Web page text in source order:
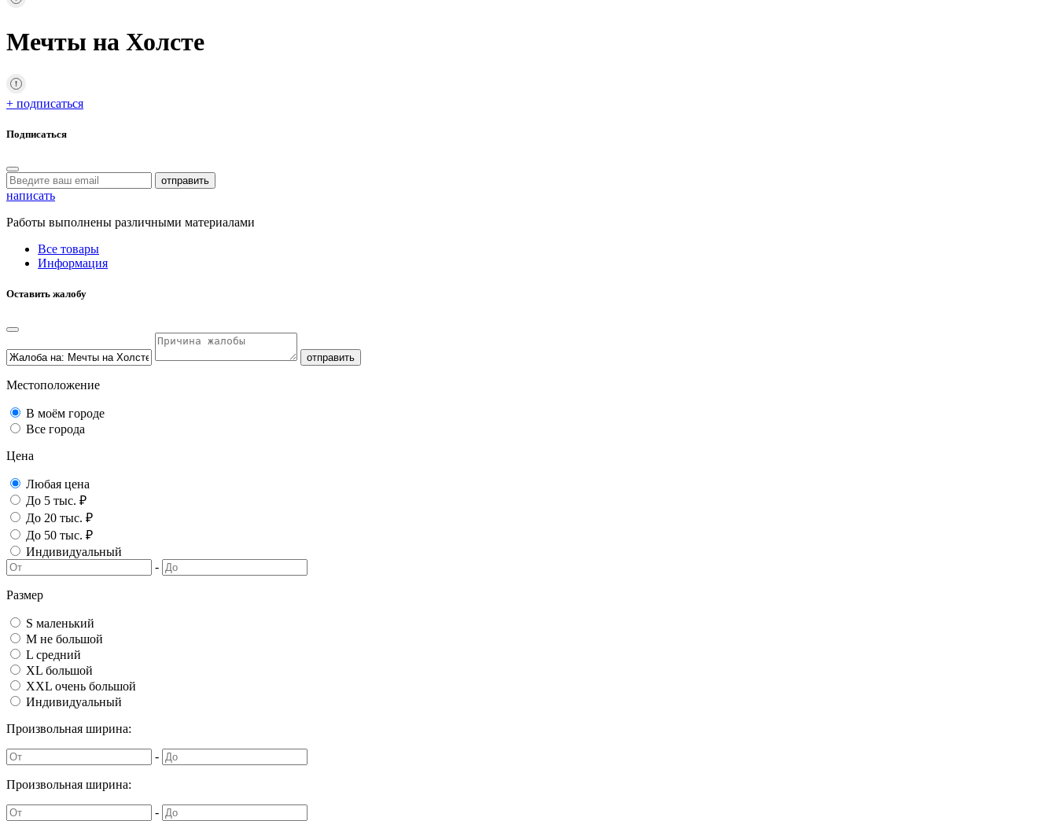
Мечты на Холсте
+ подписаться
Подписаться
отправить
написать
Работы выполнены различными материалами
Все товары
Информация
Оставить жалобу
отправить
Местоположение
В моём городе
Все города
Цена
Любая цена
До 5 тыс. ₽
До 20 тыс. ₽
До 50 тыс. ₽
Индивидуальный
-
Размер
S маленький
M не большой
L средний
XL большой
XXL очень большой
Индивидуальный
Произвольная ширина:
-
Произвольная ширина:
-